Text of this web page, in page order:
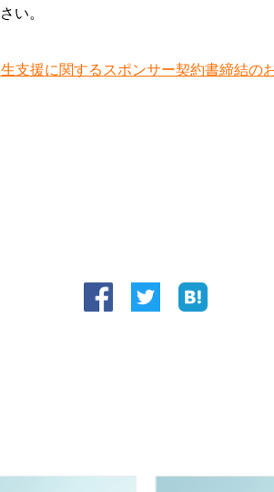
い。
支援に関するスポンサー契約書締結の